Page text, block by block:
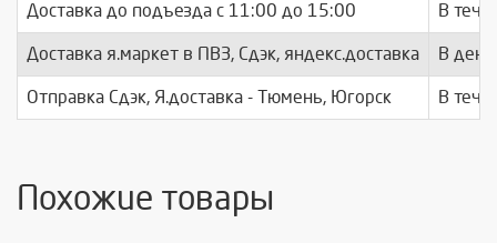
Доставка до подъезда c 11:00 до 15:00 В
Доставка я.маркет в ПВЗ, Сдэк, яндекс.доставка В день
Отправка Сдэк, Я.доставка - Тюмень, Югорск В
Похожие товары